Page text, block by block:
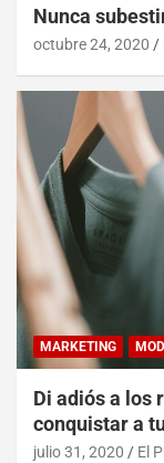
Nunca
octubre 24, 2020
MARKETING
Di adiós a los
conquistar a
julio 31, 2020 El